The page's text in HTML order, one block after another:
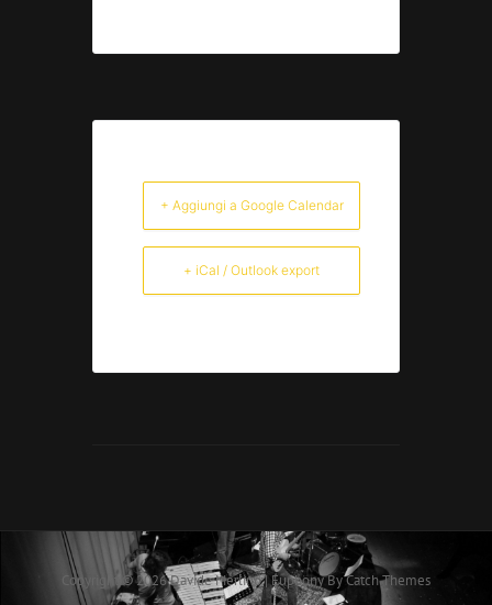
+ Aggiungi a Google Calendar
+ iCal / Outlook export
Copyright © 2026Davide Merlino|Euphony ByCatch Themes